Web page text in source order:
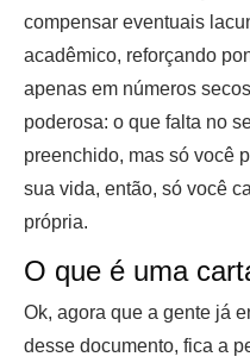
compensar eventuais
acadêmico, reforçando
apenas em números
poderosa: o que falta no
preenchido, mas só você
sua vida, então, só você
própria.
O que é uma
Ok, agora que a gente já
desse documento, fica a